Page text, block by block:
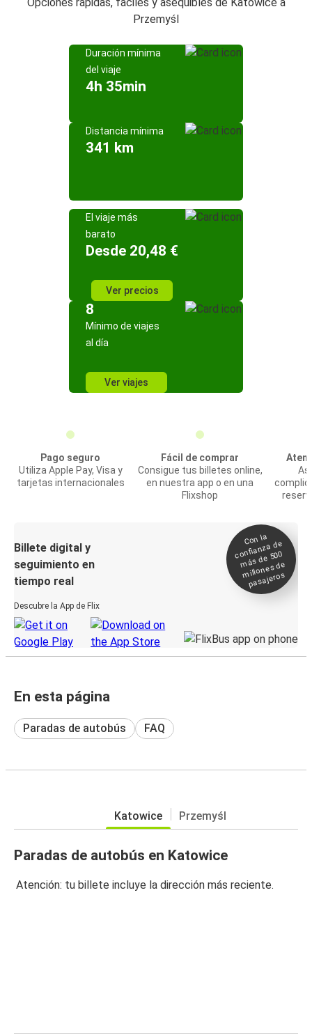
Przemyśl
Duración mínima
del viaje
4h 35min
Distancia mínima
341 km
El viaje más
barato
Desde 20,48 €
Ver precios
8
Mínimo de viajes
al día
Ver viajes
Pago seguro
Utiliza Apple Pay, Visa y
tarjetas internacionales
Fácil de comprar
Consigue tus billetes online,
en nuestra app o en una
Flixshop
Billete digital y
seguimiento en
tiempo real
Descubre la App de Flix
Con la
confianza de
más de 500
millones de
pasajeros
En esta página
Paradas de autobús FAQ
Katowice Przemyśl
Paradas de autobús en Katowice
Atención: tu billete incluye la dirección más reciente.